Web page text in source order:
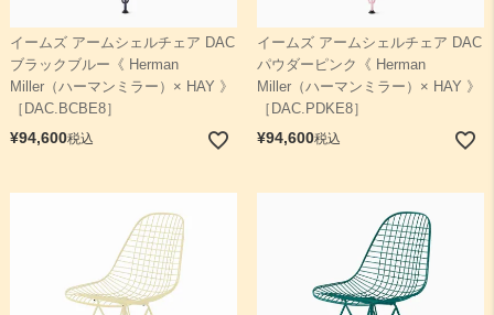
イームズ アームシェルチェア DAC
ブラックブルー《 Herman
Miller（ハーマンミラー）× HAY 》
［DAC.BCBE8］
¥94,600税込
イームズ アームシェルチェア DAC
パウダーピンク《 Herman
Miller（ハーマンミラー）× HAY 》
［DAC.PDKE8］
¥94,600税込